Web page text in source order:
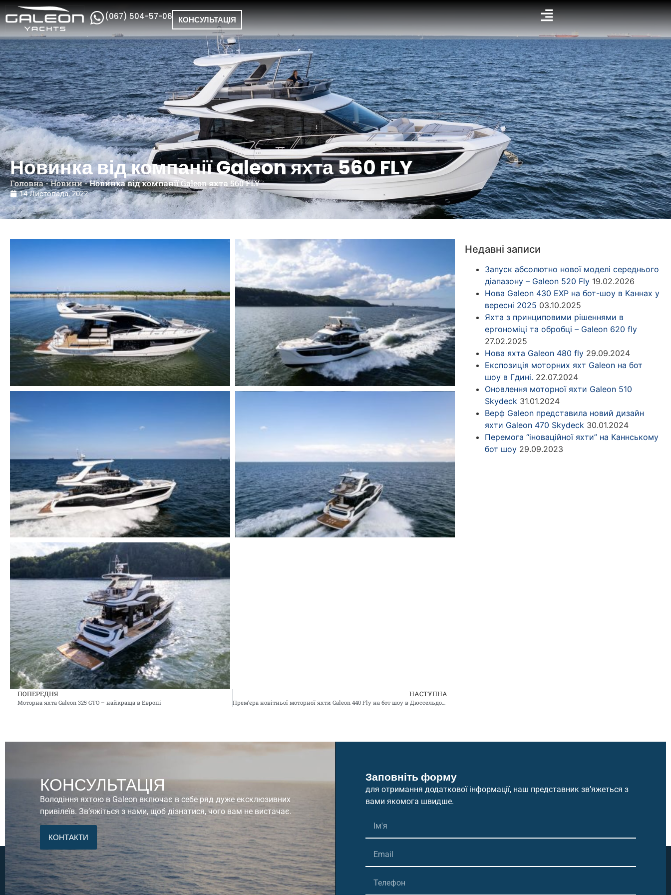
(067) 504-57-06 КОНСУЛЬТАЦІЯ
Новинка від компанії Galeon яхта 560 FLY
Головна-Новини-Новинка від компанії Galeon яхта 560 FLY
14 Листопада, 2022
ПОПЕРЕДНЯ
Моторна яхта Galeon 325 GTO – найкраща в Европі
НАСТУПНА
Прем’єра новітньої моторної яхти Galeon 440 Fly на бот шоу в Дюссельдорфі
Недавні записи
Запуск абсолютно нової моделі середнього
діапазону – Galeon 520 Fly 19.02.2026
Нова Galeon 430 EXP на бот-шоу в Каннах у
вересні 2025 03.10.2025
Яхта з принциповими рішеннями в
ергономіці та обробці – Galeon 620 fly
27.02.2025
Нова яхта Galeon 480 fly 29.09.2024
Експозиція моторних яхт Galeon на бот
шоу в Гдині. 22.07.2024
Оновлення моторної яхти Galeon 510
Skydeck 31.01.2024
Верф Galeon представила новий дизайн
яхти Galeon 470 Skydeck 30.01.2024
Перемога “іноваційної яхти” на Каннському
бот шоу 29.09.2023
КОНСУЛЬТАЦІЯ
Володіння яхтою в Galeon включає в себе ряд дуже ексклюзивних
привілеїв. Зв’яжіться з нами, щоб дізнатися, чого вам не вистачає.
КОНТАКТИ
Заповніть форму
для отримання додаткової інформації, наш представник зв’яжеться з
вами якомога швидше.